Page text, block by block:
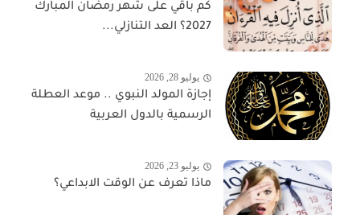
كم باقي على شهر رمضان المبارك
2027؟ العد التنازلي...
يوليو 28, 2026
إجازة المولد النبوي .. موعد العطلة
الرسمية بالدول العربية
يوليو 23, 2026
ماذا تعرف عن الوقت الابداعي؟